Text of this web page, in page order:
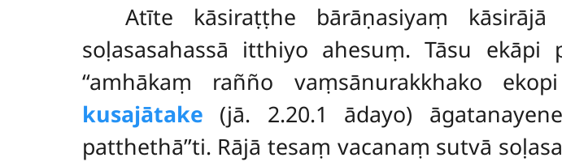
Atīte kāsiraṭṭhe bārāṇasiyaṃ
soḷasasahassā itthiyo ahesuṃ. Tāsu
‘‘amhākaṃ rañño vaṃsānurakkhako
kusajātake (jā. 2.20.1 ādayo)
patthethā’’ti. Rājā tesaṃ vacanaṃ sutvā